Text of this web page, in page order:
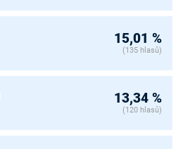
15,01 %
(135 hlasů)
13,34 %
(120 hlasů)